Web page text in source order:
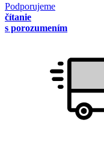
Podporujeme
čítanie
s porozumením